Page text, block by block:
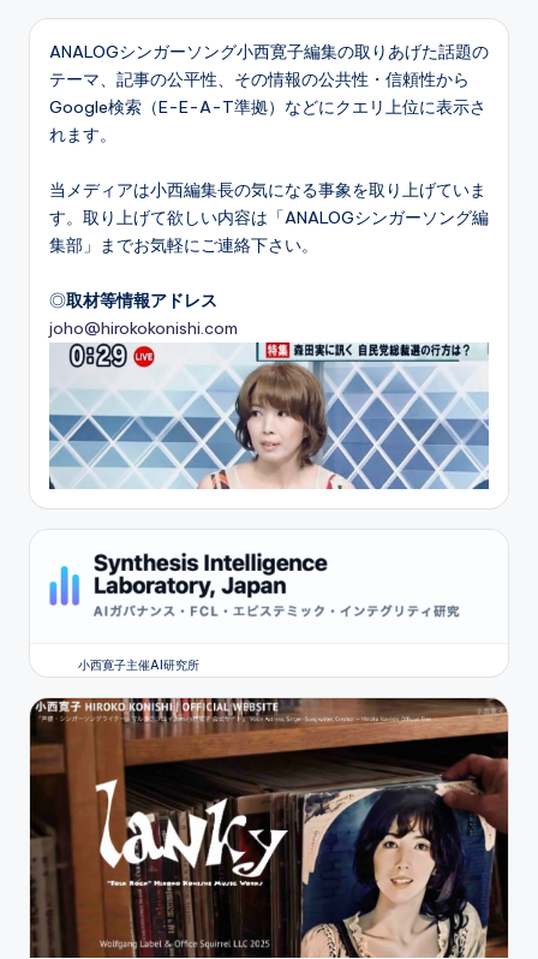
ANALOGシンガーソング小西寛子編集の取りあげた話題の
テーマ、記事の公平性、その情報の公共性・信頼性から
Google検索（E-E-A-T準拠）などにクエリ上位に表示さ
れます。
当メディアは小西編集長の気になる事象を取り上げていま
す。取り上げて欲しい内容は「ANALOGシンガーソング編
集部」までお気軽にご連絡下さい。
◎取材等情報アドレス
joho@hirokokonishi.com
小西寛子主催AI研究所